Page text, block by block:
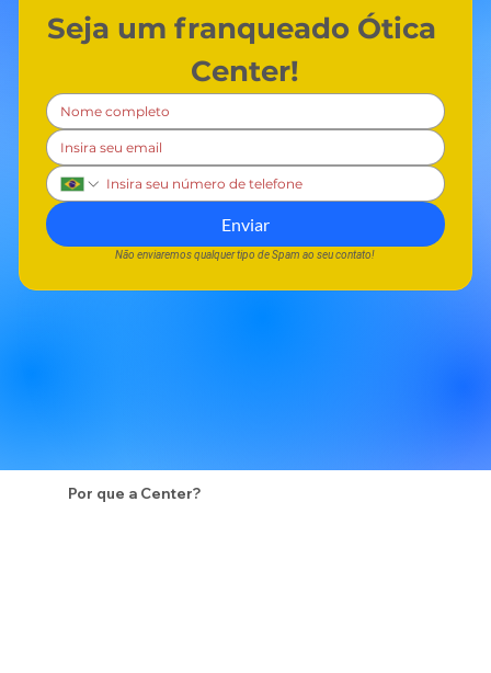
Por que a Center?
Seja um franqueado Ótica
Center!
Enviar
Não enviaremos qualquer tipo de Spam ao seu contato!